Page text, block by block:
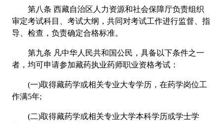
第八条 西藏自治区人力资源和社会保障厅负责组织
审定考试科目、考试大纲，共同对考试工作进行监督、指
导、检查，负责确定合格标准。
第九条 凡中华人民共和国公民，具备以下条件之一
者，均可申请参加藏药执业药师职业资格考试：
(一)取得藏药学或相关专业大专学历，在药学岗位工
作满5年;
(二)取得藏药学或相关专业大学本科学历或学士学